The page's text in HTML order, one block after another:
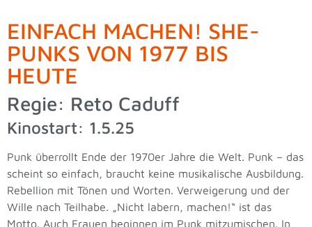
EINFACH MACHEN! SHE-
PUNKS VON 1977 BIS
HEUTE
Regie: Reto Caduff
Kinostart: 1.5.25
Punk überrollt Ende der 1970er Jahre die Welt. Punk – das
scheint so einfach, braucht keine musikalische Ausbildung.
Rebellion mit Tönen und Worten. Verweigerung und der
Wille nach Teilhabe. „Nicht labern, machen!“ ist das
Motto. Auch Frauen beginnen im Punk mitzumischen. In